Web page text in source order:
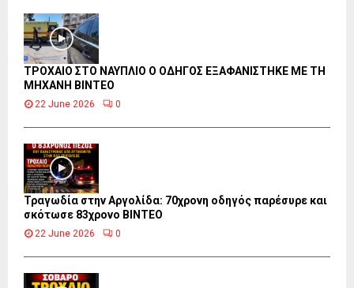
ΤΡΟΧΑΙΟ ΣΤΟ ΝΑΥΠΛΙΟ Ο ΟΔΗΓΟΣ ΕΞΑΦΑΝΙΣΤΗΚΕ ΜΕ ΤΗ
ΜΗΧΑΝΗ ΒΙΝΤΕΟ
22 June 2026 0
Τραγωδία στην Αργολίδα: 70χρονη οδηγός παρέσυρε και
σκότωσε 83χρονο ΒΙΝΤΕΟ
22 June 2026 0